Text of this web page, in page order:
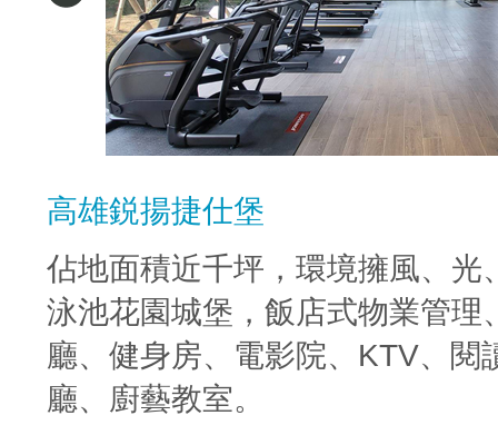
高雄鋭揚捷仕堡
佔地面積近千坪，環境擁風、光
泳池花園城堡，飯店式物業管理
廳、健身房、電影院、KTV、閱
廳、廚藝教室。